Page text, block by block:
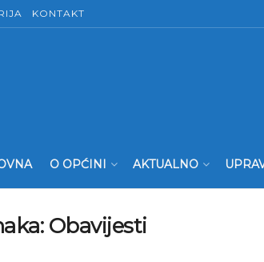
KONTAKT
O OPĆINI AKTUALNO
Obavijesti